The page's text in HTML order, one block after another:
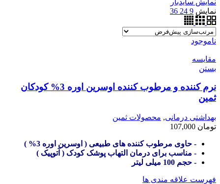
نمایش 9
24
36
ناموجود
مقایسه
بستن
نرم کننده و مرطوب کننده اوسرین اوره 3% کودکان
ثمین
بهداشتی درمانی, محصولات ثمین
تومان
- حاوی مرطوب کننده های طبیعی ( اوسرین اوره 3% )
- مناسب برای درمان التهاب پوشک کودک ( آتوپیک )
- حجم 100 میلی لیتر
فهرست علاقه مندی ها